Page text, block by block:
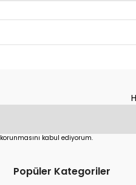
korunmasını kabul ediyorum.
Popüler Kategoriler